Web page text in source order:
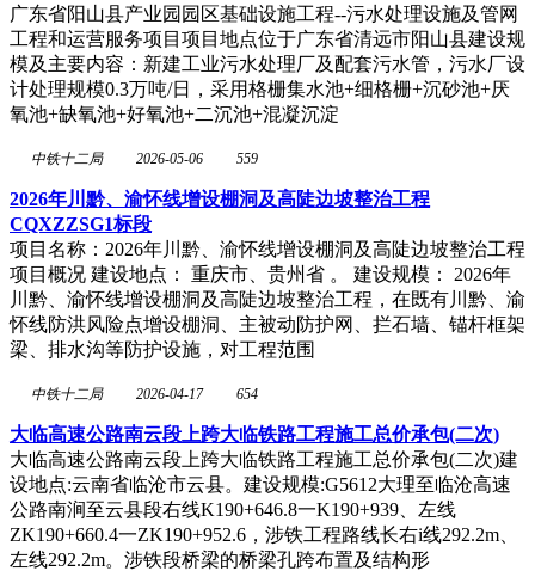
广东省阳山县产业园园区基础设施工程--污水处理设施及管网
工程和运营服务项目项目地点位于广东省清远市阳山县建设规
模及主要内容：新建工业污水处理厂及配套污水管，污水厂设
计处理规模0.3万吨/日，采用格栅集水池+细格栅+沉砂池+厌
氧池+缺氧池+好氧池+二沉池+混凝沉淀
中铁十二局 2026-05-06 559
2026年川黔、渝怀线增设棚洞及高陡边坡整治工程
CQXZZSG1标段
项目名称：2026年川黔、渝怀线增设棚洞及高陡边坡整治工程
项目概况 建设地点： 重庆市、贵州省 。 建设规模： 2026年
川黔、渝怀线增设棚洞及高陡边坡整治工程，在既有川黔、渝
怀线防洪风险点增设棚洞、主被动防护网、拦石墙、锚杆框架
梁、排水沟等防护设施，对工程范围
中铁十二局 2026-04-17 654
大临高速公路南云段上跨大临铁路工程施工总价承包(二次)
大临高速公路南云段上跨大临铁路工程施工总价承包(二次)建
设地点:云南省临沧市云县。建设规模:G5612大理至临沧高速
公路南涧至云县段右线K190+646.8一K190+939、左线
ZK190+660.4一ZK190+952.6，涉铁工程路线长右i线292.2m、
左线292.2m。涉铁段桥梁的桥梁孔跨布置及结构形